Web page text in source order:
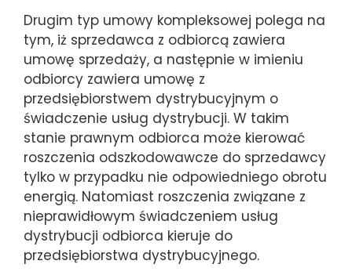
Drugim typ umowy kompleksowej polega na
tym, iż sprzedawca z odbiorcą zawiera
umowę sprzedaży, a następnie w imieniu
odbiorcy zawiera umowę z
przedsiębiorstwem dystrybucyjnym o
świadczenie usług dystrybucji. W takim
stanie prawnym odbiorca może kierować
roszczenia odszkodowawcze do sprzedawcy
tylko w przypadku nie odpowiedniego obrotu
energią. Natomiast roszczenia związane z
nieprawidłowym świadczeniem usług
dystrybucji odbiorca kieruje do
przedsiębiorstwa dystrybucyjnego.